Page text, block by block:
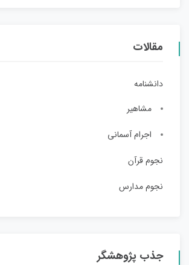
مقالات
دانشنامه
مشاهیر
اجرام آسمانی
نجوم قرآن
نجوم مدارس
جذب پژوهشگر